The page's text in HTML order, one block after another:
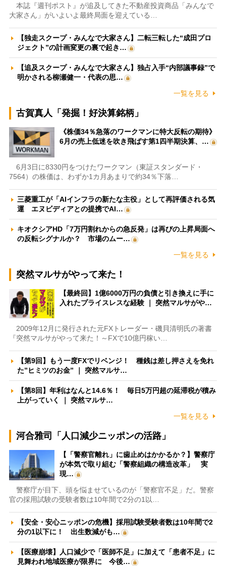
本誌『週刊ポスト』が追及してきた不動産投資商品「みんなで
大家さん」がいよいよ最終局面を迎えている…
【独走スクープ・みんなで大家さん】二転三転した“成田プロ
ジェクト”の計画変更の裏で起き…
【追及スクープ・みんなで大家さん】独占入手“内部議事録”で
明かされる柳瀬健一・代表の思…
一覧を見る
古賀真人「発掘！好決算銘柄」
《株価34％急落のワークマンに特大反転の期待》
6月の売上低迷を吹き飛ばす第1四半期決算、…
6月3日に8330円をつけたワークマン（東証スタンダード・
7564）の株価は、わずか1カ月あまりで約34％下落…
三菱重工が「AIインフラの新たな主役」として再評価される気
運 エヌビディアとの提携でAI…
キオクシアHD「7万円割れからの急反発」は再びの上昇局面へ
の反転シグナルか？ 市場のムー…
一覧を見る
突然マルサがやって来た！
【最終回】1億6000万円の負債と引き換えに手に
入れたプライスレスな経験 ｜ 突然マルサがや…
2009年12月に発行された元FXトレーダー・磯貝清明氏の著書
『突然マルサがやって来た！～FXで10億円稼い…
【第9回】もう一度FXでリベンジ！ 種銭は差し押さえを免れ
た”ヒミツのお金” ｜ 突然マルサ…
【第8回】年利はなんと14.6％！ 毎日5万円超の延滞税が積み
上がっていく ｜ 突然マルサ…
一覧を見る
河合雅司「人口減少ニッポンの活路」
【「警察官離れ」に歯止めはかかるか？】警察庁
が本気で取り組む「警察組織の構造改革」 実
現…
警察庁が目下、頭を悩ませているのが「警察官不足」だ。警察
官の採用試験の受験者数は10年間で2分の1以…
【安全・安心ニッポンの危機】採用試験受験者数は10年間で2
分の1以下に！ 出生数減がも…
【医療崩壊】人口減少で「医師不足」に加えて「患者不足」に
見舞われ地域医療が限界に 今後…